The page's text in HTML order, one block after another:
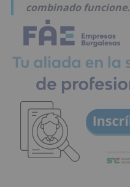
combinado funcione.